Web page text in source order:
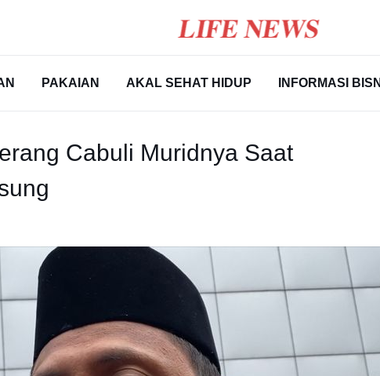
PAKAIAN AKAL SEHAT HIDUP INFORMASI
Cabuli Muridnya Saat